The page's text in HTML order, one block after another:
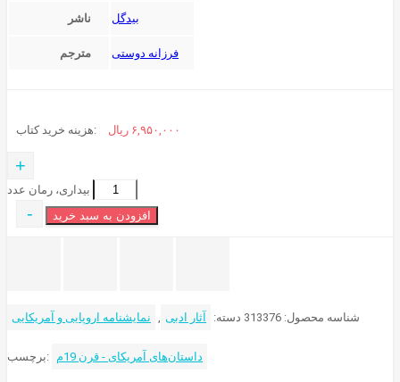
ناشر بیدگل
مترجم فرزانه دوستی
هزینه خرید کتاب: ۶,۹۵۰,۰۰۰ ریال
+
بیداری، رمان عدد
- افزودن به سبد خرید
شناسه محصول: 313376 دسته: آثار ادبی نمایشنامه اروپایی و آمریکایی
برچسب: داستان‌های آمریکای - قرن 19م